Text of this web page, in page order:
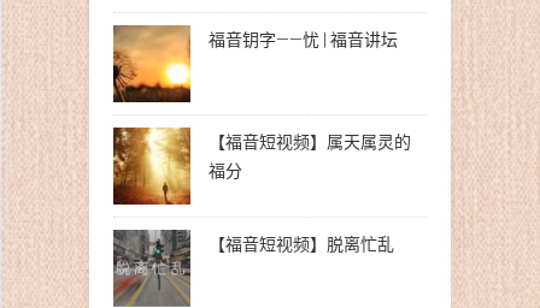
福音钥字——忧 | 福音讲坛
【福音短视频】属天属灵的
福分
【福音短视频】脱离忙乱